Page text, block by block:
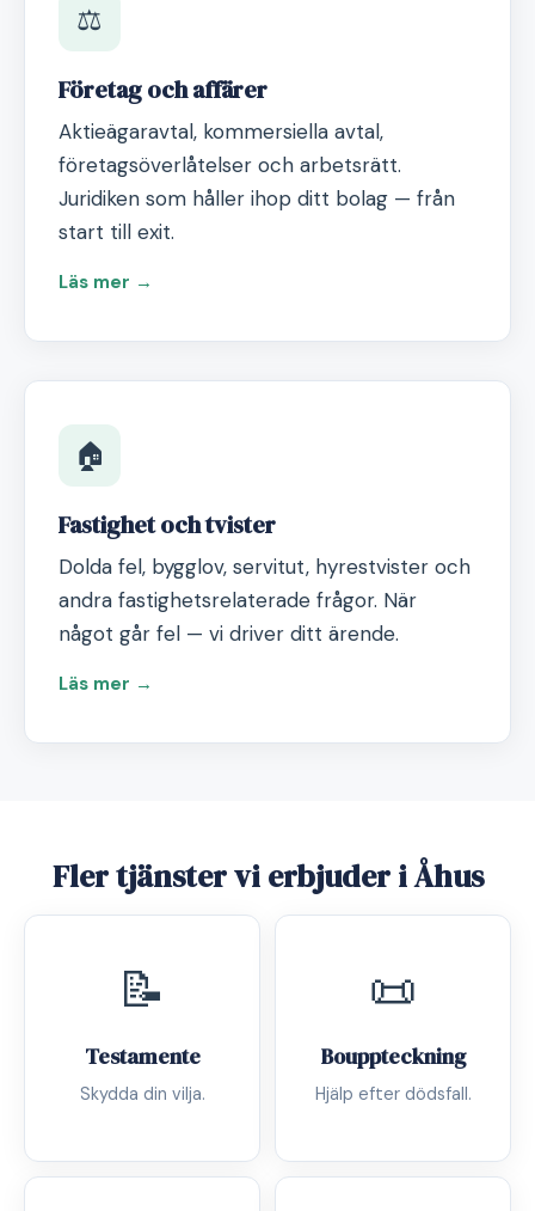
⚖️
Företag och affärer
Aktieägaravtal, kommersiella avtal,
företagsöverlåtelser och arbetsrätt.
Juridiken som håller ihop ditt bolag — från
start till exit.
Läs mer →
🏠
Fastighet och tvister
Dolda fel, bygglov, servitut, hyrestvister och
andra fastighetsrelaterade frågor. När
något går fel — vi driver ditt ärende.
Läs mer →
Fler tjänster vi erbjuder i Åhus
📝
Testamente
Skydda din vilja.
📜
Bouppteckning
Hjälp efter dödsfall.